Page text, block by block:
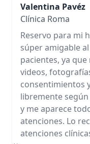
Valentina Pavéz
Clínica Roma
Reservo para mi
súper amigable
pacientes, ya
videos,
consentimientos
libremente
y me aparece
atenciones. Lo
atenciones